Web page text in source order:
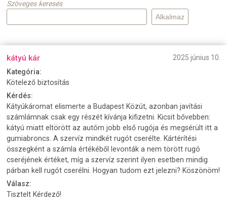
Szöveges keresés
kátyú kár
2025 június 10.
Kategória:
Kötelező biztosítás
Kérdés:
Kátyúkáromat elismerte a Budapest Közút, azonban javítási
számlámnak csak egy részét kívánja kifizetni. Kicsit bővebben:
kátyú miatt eltörött az autóm jobb első rugója és megsérült itt a
gumiabroncs. A szervíz mindkét rugót cserélte. Kártérítési
összegként a számla értékéből levonták a nem törött rugó
cseréjének értéket, míg a szervíz szerint ilyen esetben mindig
párban kell rugót cserélni. Hogyan tudom ezt jelezni? Köszönöm!
Válasz:
Tisztelt Kérdező!